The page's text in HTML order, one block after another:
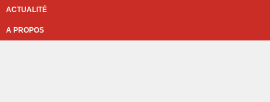
ACTUALITÉ
A PROPOS